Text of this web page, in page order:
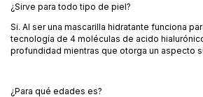
¿Sirve para todo tipo de piel?
Si. Al ser una mascarilla hidratante funciona
tecnología de 4 moléculas de acido
profundidad mientras que otorga un aspecto
¿Para qué edades es?